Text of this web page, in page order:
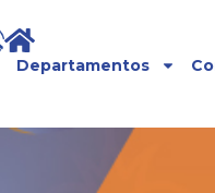
Departamentos